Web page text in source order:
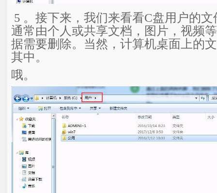
5 。接下来，我们来看看C盘用户的
通常由个人或共享文档，图片，视频
据需要删除。当然，计算机桌面上的
其中。
哦。